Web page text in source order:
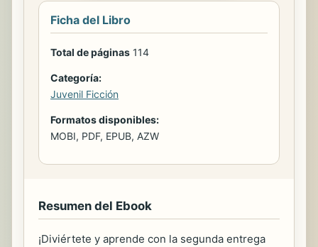
Ficha del Libro
Total de páginas 114
Categoría:
Juvenil Ficción
Formatos disponibles:
MOBI, PDF, EPUB, AZW
Resumen del Ebook
¡Diviértete y aprende con la segunda entrega